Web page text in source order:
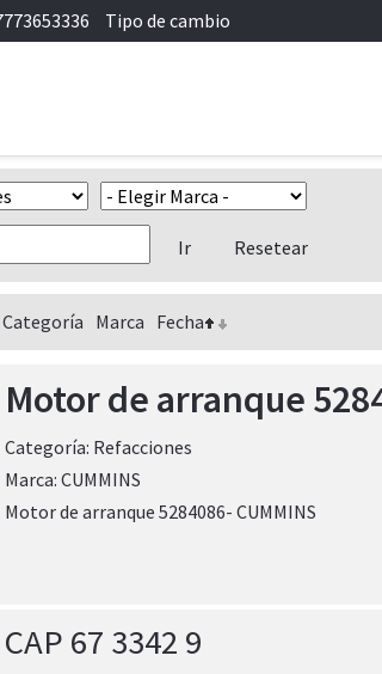
Tipo de cambio
Categoría Marca Fecha
Motor de arranque
Categoría: Refacciones
Marca: CUMMINS
Motor de arranque 5284086- CUMMINS
CAP 67 3342 9